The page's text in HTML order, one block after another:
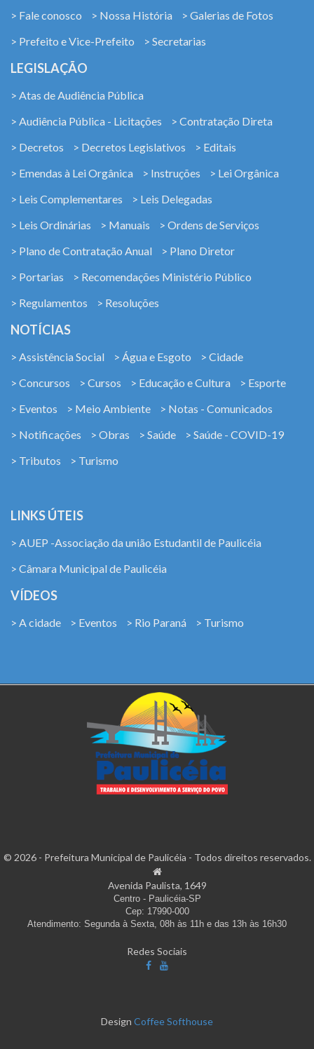
> Fale conosco
> Nossa História
> Galerias de Fotos
> Prefeito e Vice-Prefeito
> Secretarias
LEGISLAÇÃO
> Atas de Audiência Pública
> Audiência Pública - Licitações
> Contratação Direta
> Decretos
> Decretos Legislativos
> Editais
> Emendas à Lei Orgânica
> Instruções
> Lei Orgânica
> Leis Complementares
> Leis Delegadas
> Leis Ordinárias
> Manuais
> Ordens de Serviços
> Plano de Contratação Anual
> Plano Diretor
> Portarias
> Recomendações Ministério Público
> Regulamentos
> Resoluções
NOTÍCIAS
> Assistência Social > Água e Esgoto
> Cidade
> Concursos
> Cursos > Educação e Cultura
> Esporte
> Eventos
> Meio Ambiente
> Notas - Comunicados
> Notificações
> Obras > Saúde
> Saúde - COVID-19
> Tributos
> Turismo
LINKS ÚTEIS
> AUEP -Associação da união Estudantil de Paulicéia
> Câmara Municipal de Paulicéia
VÍDEOS
> A cidade > Eventos > Rio Paraná > Turismo
© 2026 - Prefeitura Municipal de Paulicéia - Todos direitos reservados.
Avenida Paulista, 1649
Centro - Paulicéia-SP
Cep: 17990-000
Atendimento: Segunda à Sexta, 08h às 11h e das 13h às 16h30
Redes Sociais
Design Coffee Softhouse